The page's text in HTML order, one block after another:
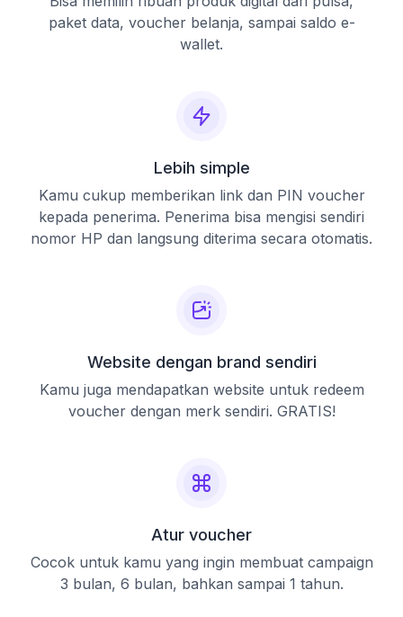
paket data, voucher belanja, sampai saldo e-
wallet.
Lebih simple
Kamu cukup memberikan link dan PIN voucher
kepada penerima. Penerima bisa mengisi sendiri
nomor HP dan langsung diterima secara otomatis.
Website dengan brand sendiri
Kamu juga mendapatkan website untuk redeem
voucher dengan merk sendiri. GRATIS!
Atur voucher
Cocok untuk kamu yang ingin membuat campaign
3 bulan, 6 bulan, bahkan sampai 1 tahun.